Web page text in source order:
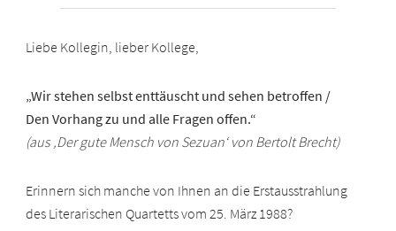
Liebe Kollegin, lieber Kollege,
„Wir stehen selbst enttäuscht und sehen betroffen /
Den Vorhang zu und alle Fragen offen.“
(aus ‚Der gute Mensch von Sezuan‘ von Bertolt Brecht)
Erinnern sich manche von Ihnen an die Erstausstrahlung
des Literarischen Quartetts vom 25. März 1988?